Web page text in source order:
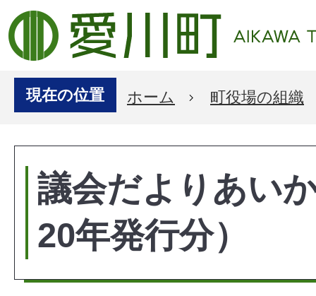
現在の位置 ホーム 町役場の組織
議会だよりあい
20年発行分）